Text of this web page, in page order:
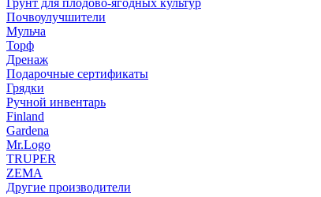
Грунт для плодово-ягодных культур
Почвоулучшители
Мульча
Торф
Дренаж
Подарочные сертификаты
Грядки
Ручной инвентарь
Finland
Gardena
Mr.Logo
TRUPER
ZEMA
Другие производители